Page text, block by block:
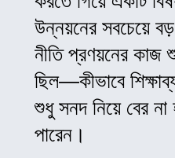
উন্নয়নের সবচেয়ে
নীতি প্রণয়নের
ছিল—কীভাবে
শুধু সনদ নিয়ে বের
পারেন।